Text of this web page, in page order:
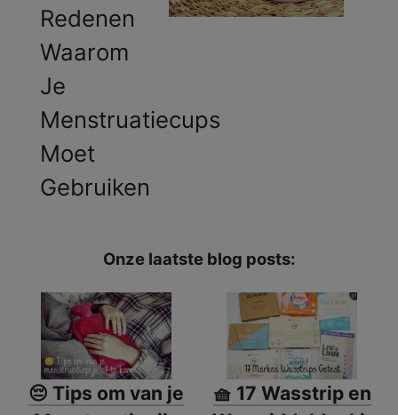
Redenen
Waarom
Je
Menstruatiecups
Moet
Gebruiken
Onze laatste blog posts:
😔 Tips om van je
🧺 17 Wasstrip en